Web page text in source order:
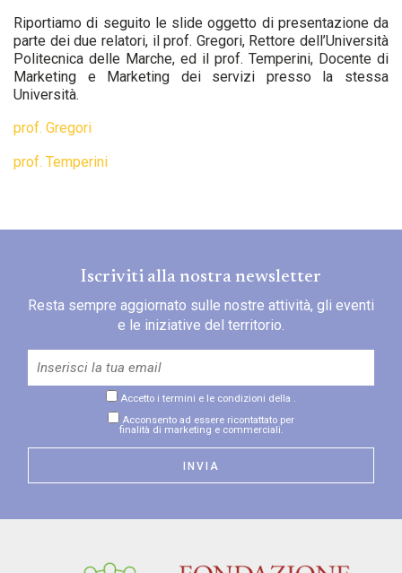
Riportiamo di seguito le slide oggetto di presentazione da
parte dei due relatori, il prof. Gregori, Rettore dell’Università
Politecnica delle Marche, ed il prof. Temperini, Docente di
Marketing e Marketing dei servizi presso la stessa
Università.
prof. Gregori
prof. Temperini
Iscriviti alla nostra newsletter
Resta sempre aggiornato sulle nostre attività, gli eventi
e le iniziative del territorio.
Accetto i termini e le condizioni della
Acconsento ad essere ricontattato per
finalità di marketing e commerciali.